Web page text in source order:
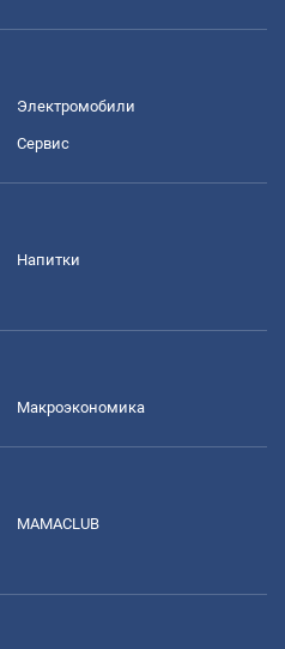
Электромобили
Сервис
Напитки
Mакроэкономика
MAMACLUB